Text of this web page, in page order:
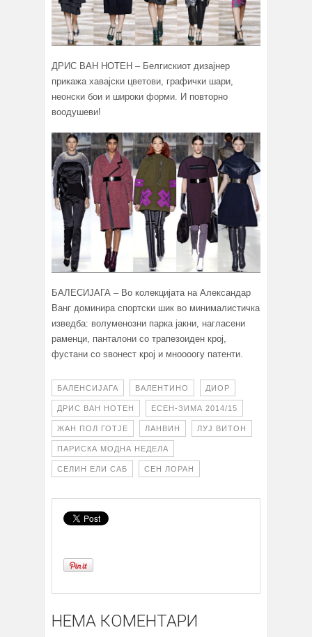
ДРИС ВАН НОТЕН – Белгискиот дизајнер
прикажа хавајски цветови, графички шари,
неонски бои и широки форми. И повторно
воодушеви!
БАЛЕСИЈАГА – Во колекцијата на Александар
Ванг доминира спортски шик во минималистичка
изведба: волуменозни парка јакни, нагласени
раменци, панталони со трапезоиден крој,
фустани со ѕвонест крој и мноооогу патенти.
БАЛЕНСИЈАГА ВАЛЕНТИНО ДИОР
ДРИС ВАН НОТЕН ЕСЕН-ЗИМА 2014/15
ЖАН ПОЛ ГОТЈЕ ЛАНВИН ЛУЈ ВИТОН
ПАРИСКА МОДНА НЕДЕЛА
СЕЛИН ЕЛИ САБ СЕН ЛОРАН
НЕМА КОМЕНТАРИ